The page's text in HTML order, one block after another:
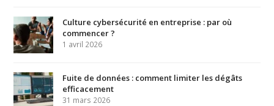
Culture cybersécurité en entreprise : par où
commencer ?
1 avril 2026
Fuite de données : comment limiter les dégâts
efficacement
31 mars 2026